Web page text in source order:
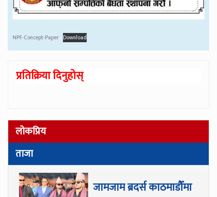
NPF-Concept-Paper Download
प्रतिक्रिया दिनुहोस्
लोकप्रिय
ताजा
जामजाम ब्रदर्स काठमाडौँमा